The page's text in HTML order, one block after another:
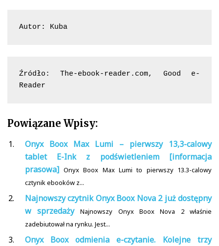
Autor: Kuba
Źródło: The-ebook-reader.com, Good e-
Reader
Powiązane Wpisy:
Onyx Boox Max Lumi – pierwszy 13,3-calowy
tablet E-Ink z podświetleniem [informacja
prasowa] Onyx Boox Max Lumi to pierwszy 13.3-calowy
cztynik ebooków z...
Najnowszy czytnik Onyx Boox Nova 2 już dostępny
w sprzedaży
Najnowszy Onyx Boox Nova 2 właśnie
zadebiutował na rynku. Jest...
Onyx Boox odmienia e-czytanie. Kolejne trzy